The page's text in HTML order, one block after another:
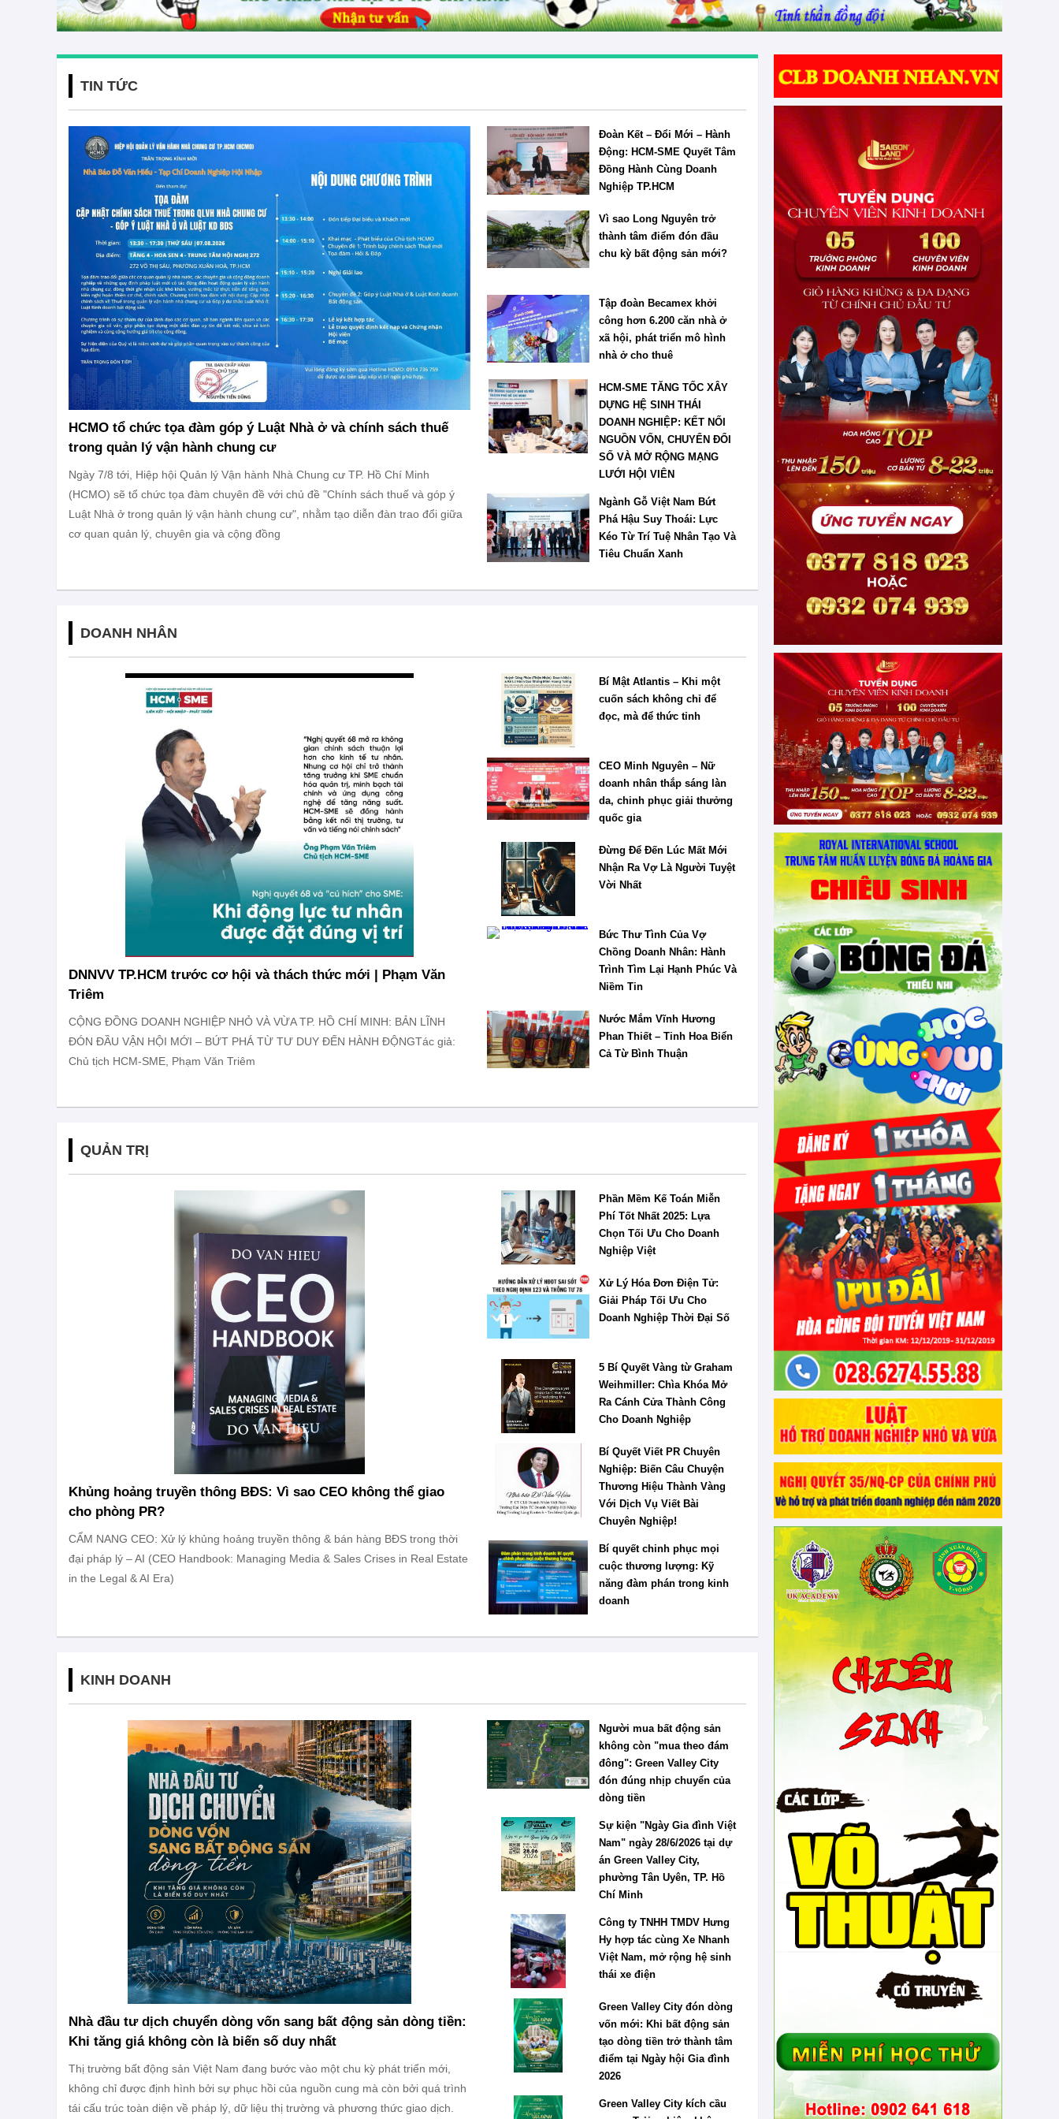
TIN TỨC
HCMO tổ chức tọa đàm góp ý Luật Nhà ở và chính sách thuế
trong quản lý vận hành chung cư
Ngày 7/8 tới, Hiệp hội Quản lý Vận hành Nhà Chung cư TP. Hồ Chí Minh
(HCMO) sẽ tổ chức tọa đàm chuyên đề với chủ đề "Chính sách thuế và góp ý
Luật Nhà ở trong quản lý vận hành chung cư", nhằm tạo diễn đàn trao đổi giữa
cơ quan quản lý, chuyên gia và cộng đồng
Đoàn Kết – Đổi Mới – Hành
Động: HCM-SME Quyết Tâm
Đồng Hành Cùng Doanh
Nghiệp TP.HCM
Vì sao Long Nguyên trở
thành tâm điểm đón đầu
chu kỳ bất động sản mới?
Tập đoàn Becamex khởi
công hơn 6.200 căn nhà ở
xã hội, phát triển mô hình
nhà ở cho thuê
HCM-SME TĂNG TỐC XÂY
DỰNG HỆ SINH THÁI
DOANH NGHIỆP: KẾT NỐI
NGUỒN VỐN, CHUYỂN ĐỔI
SỐ VÀ MỞ RỘNG MẠNG
LƯỚI HỘI VIÊN
Ngành Gỗ Việt Nam Bứt
Phá Hậu Suy Thoái: Lực
Kéo Từ Trí Tuệ Nhân Tạo Và
Tiêu Chuẩn Xanh
DOANH NHÂN
DNNVV TP.HCM trước cơ hội và thách thức mới | Phạm Văn
Triêm
CỘNG ĐỒNG DOANH NGHIỆP NHỎ VÀ VỪA TP. HỒ CHÍ MINH: BẢN LĨNH
ĐÓN ĐẦU VẬN HỘI MỚI – BỨT PHÁ TỪ TƯ DUY ĐẾN HÀNH ĐỘNG ​Tác giả:
Chủ tịch HCM-SME, Phạm Văn Triêm
Bí Mật Atlantis – Khi một
cuốn sách không chỉ để
đọc, mà để thức tỉnh
CEO Minh Nguyên – Nữ
doanh nhân thắp sáng làn
da, chinh phục giải thưởng
quốc gia
Đừng Để Đến Lúc Mất Mới
Nhận Ra Vợ Là Người Tuyệt
Vời Nhất
Bức Thư Tình Của Vợ
Chồng Doanh Nhân: Hành
Trình Tìm Lại Hạnh Phúc Và
Niềm Tin
Nước Mắm Vĩnh Hương
Phan Thiết – Tinh Hoa Biển
Cả Từ Bình Thuận
QUẢN TRỊ
Khủng hoảng truyền thông BĐS: Vì sao CEO không thể giao
cho phòng PR?
CẨM NANG CEO: Xử lý khủng hoảng truyền thông & bán hàng BĐS trong thời
đại pháp lý – AI (CEO Handbook: Managing Media & Sales Crises in Real Estate
in the Legal & AI Era)
Phần Mềm Kế Toán Miễn
Phí Tốt Nhất 2025: Lựa
Chọn Tối Ưu Cho Doanh
Nghiệp Việt
Xử Lý Hóa Đơn Điện Tử:
Giải Pháp Tối Ưu Cho
Doanh Nghiệp Thời Đại Số
5 Bí Quyết Vàng từ Graham
Weihmiller: Chìa Khóa Mở
Ra Cánh Cửa Thành Công
Cho Doanh Nghiệp
Bí Quyết Viết PR Chuyên
Nghiệp: Biến Câu Chuyện
Thương Hiệu Thành Vàng
Với Dịch Vụ Viết Bài
Chuyên Nghiệp!
Bí quyết chinh phục mọi
cuộc thương lượng: Kỹ
năng đàm phán trong kinh
doanh
KINH DOANH
Nhà đầu tư dịch chuyển dòng vốn sang bất động sản dòng tiền:
Khi tăng giá không còn là biến số duy nhất
Thị trường bất động sản Việt Nam đang bước vào một chu kỳ phát triển mới,
không chỉ được định hình bởi sự phục hồi của nguồn cung mà còn bởi quá trình
tái cấu trúc toàn diện về pháp lý, dữ liệu thị trường và phương thức giao dịch.
Người mua bất động sản
không còn "mua theo đám
đông": Green Valley City
đón đúng nhịp chuyển của
dòng tiền
Sự kiện "Ngày Gia đình Việt
Nam" ngày 28/6/2026 tại dự
án Green Valley City,
phường Tân Uyên, TP. Hồ
Chí Minh
Công ty TNHH TMDV Hưng
Hy hợp tác cùng Xe Nhanh
Việt Nam, mở rộng hệ sinh
thái xe điện
Green Valley City đón dòng
vốn mới: Khi bất động sản
tạo dòng tiền trở thành tâm
điểm tại Ngày hội Gia đình
2026
Green Valley City kích cầu